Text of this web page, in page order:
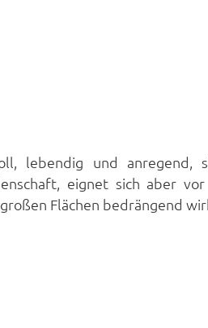
lebendig und anregend,
eignet sich aber
Flächen bedrängend